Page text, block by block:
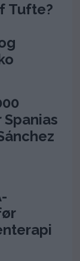
Tufte?